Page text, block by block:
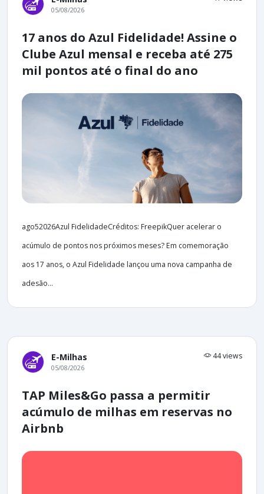
05/08/2026
17 anos do Azul Fidelidade! Assine o
Clube Azul mensal e receba até 275
mil pontos até o final do ano
ago52026Azul FidelidadeCréditos: FreepikQuer acelerar o
acúmulo de pontos nos próximos meses? Em comemoração
aos 17 anos, o Azul Fidelidade lançou uma nova campanha de
adesão...
E-Milhas 44 views
05/08/2026
TAP Miles&Go passa a permitir
acúmulo de milhas em reservas no
Airbnb